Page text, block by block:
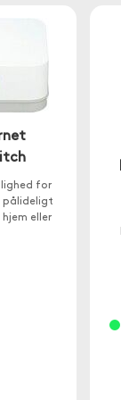
for
pålideligt
eller